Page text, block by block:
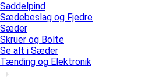
Saddelpind
Sædebeslag og Fjedre
Sæder
Skruer og Bolte
Se alt i Sæder
Tænding og Elektronik